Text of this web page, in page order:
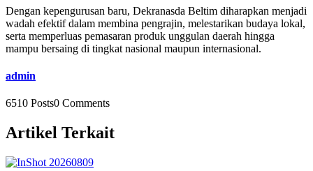
Dengan kepengurusan baru, Dekranasda Beltim diharapkan menjadi
wadah efektif dalam membina pengrajin, melestarikan budaya lokal,
serta memperluas pemasaran produk unggulan daerah hingga
mampu bersaing di tingkat nasional maupun internasional.
admin
6510 Posts0 Comments
Artikel Terkait